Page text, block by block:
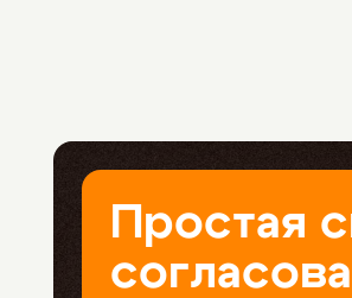
Простая